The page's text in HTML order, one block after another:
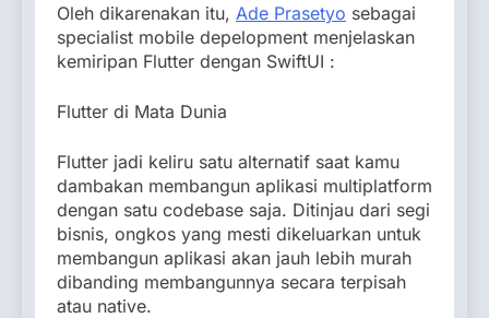
Oleh dikarenakan itu, Ade Prasetyo sebagai
specialist mobile depelopment menjelaskan
kemiripan Flutter dengan SwiftUI :
Flutter di Mata Dunia
Flutter jadi keliru satu alternatif saat kamu
dambakan membangun aplikasi multiplatform
dengan satu codebase saja. Ditinjau dari segi
bisnis, ongkos yang mesti dikeluarkan untuk
membangun aplikasi akan jauh lebih murah
dibanding membangunnya secara terpisah
atau native.